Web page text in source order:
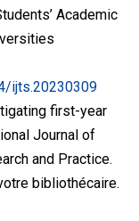
Academic
ijts.20230309
first-year
Journal of
and Practice.
bibliothécaire.